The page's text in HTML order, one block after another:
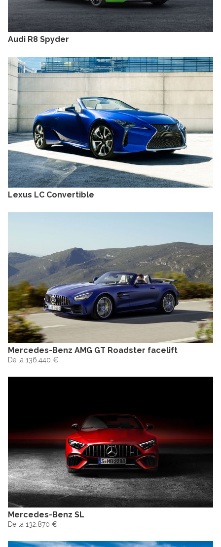
Audi R8 Spyder
Lexus LC Convertible
Mercedes-Benz AMG GT Roadster facelift
De la 136.440 €
Mercedes-Benz SL
De la 132.870 €